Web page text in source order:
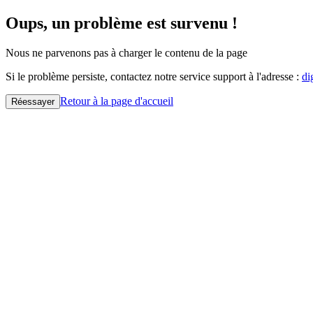
Oups, un problème est survenu !
Nous ne parvenons pas à charger le contenu de la page
Si le problème persiste, contactez notre service support à l'adresse :
Réessayer Retour à la page d'accueil